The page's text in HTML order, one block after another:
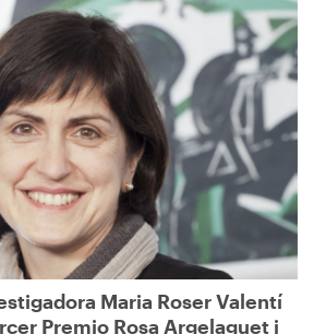
Maria Roser Valentí
Premio Rosa Argelaguet i